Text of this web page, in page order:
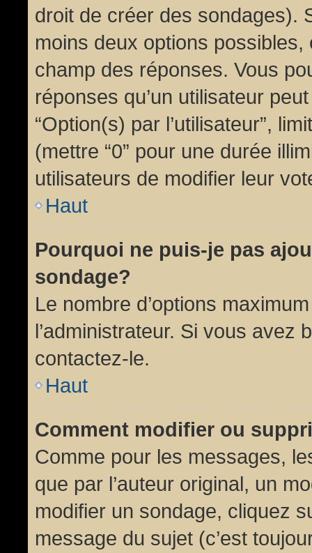
droit de créer des sondages).
moins deux options
champ des réponses. Vous
réponses qu’un utilisateur
“Option(s) par l’utilisateur”,
(mettre “0” pour une durée
utilisateurs de modifier leur
Haut
Pourquoi ne puis-je pas
sondage?
Le nombre d’options
l’administrateur. Si vous avez
contactez-le.
Haut
Comment modifier ou
Comme pour les messages,
que par l’auteur original, un
modifier un sondage, cliquez
message du sujet (c’est